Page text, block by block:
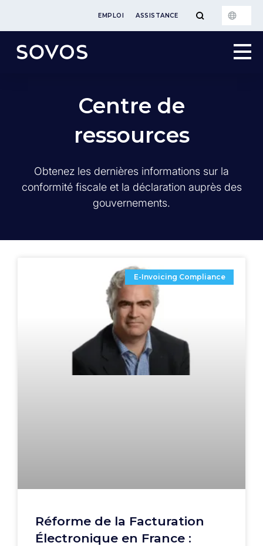
EMPLOI ASSISTANCE
Centre de
ressources
Obtenez les dernières informations sur la
conformité fiscale et la déclaration auprès des
gouvernements.
E-Invoicing Compliance
Réforme de la Facturation
Électronique en France :